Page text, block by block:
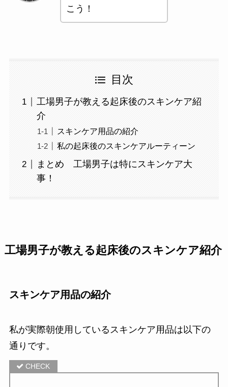
こう！
目次
工場男子が教える起床後のスキンケア紹
介
スキンケア用品の紹介
私の起床後のスキンケアルーティーン
まとめ 工場男子は特にスキンケア大
事！
工場男子が教える起床後のスキンケア紹介
スキンケア用品の紹介
私が実際朝使用しているスキンケア用品は以下の
通りです。